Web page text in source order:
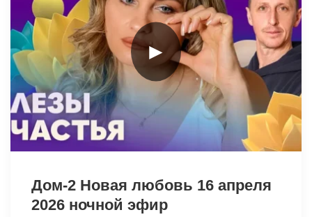
►
Дом-2 Новая любовь 16 апреля
2026 ночной эфир